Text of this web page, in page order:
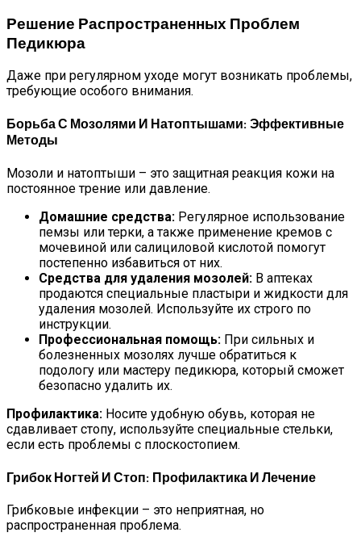
Решение Распространенных Проблем
Педикюра
Даже при регулярном уходе могут возникать проблемы,
требующие особого внимания.
Борьба С Мозолями И Натоптышами: Эффективные
Методы
Мозоли и натоптыши – это защитная реакция кожи на
постоянное трение или давление.
Домашние средства: Регулярное использование
пемзы или терки, а также применение кремов с
мочевиной или салициловой кислотой помогут
постепенно избавиться от них.
Средства для удаления мозолей: В аптеках
продаются специальные пластыри и жидкости для
удаления мозолей. Используйте их строго по
инструкции.
Профессиональная помощь: При сильных и
болезненных мозолях лучше обратиться к
подологу или мастеру педикюра, который сможет
безопасно удалить их.
Профилактика: Носите удобную обувь, которая не
сдавливает стопу, используйте специальные стельки,
если есть проблемы с плоскостопием.
Грибок Ногтей И Стоп: Профилактика И Лечение
Грибковые инфекции – это неприятная, но
распространенная проблема.